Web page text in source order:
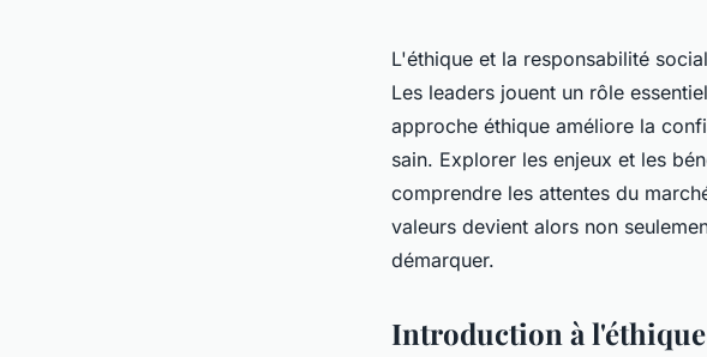
L'éthique et la responsabilité
Les leaders jouent un rôle
approche éthique améliore la
sain. Explorer les enjeux et les
comprendre les attentes du
valeurs devient alors non
démarquer.
Introduction à